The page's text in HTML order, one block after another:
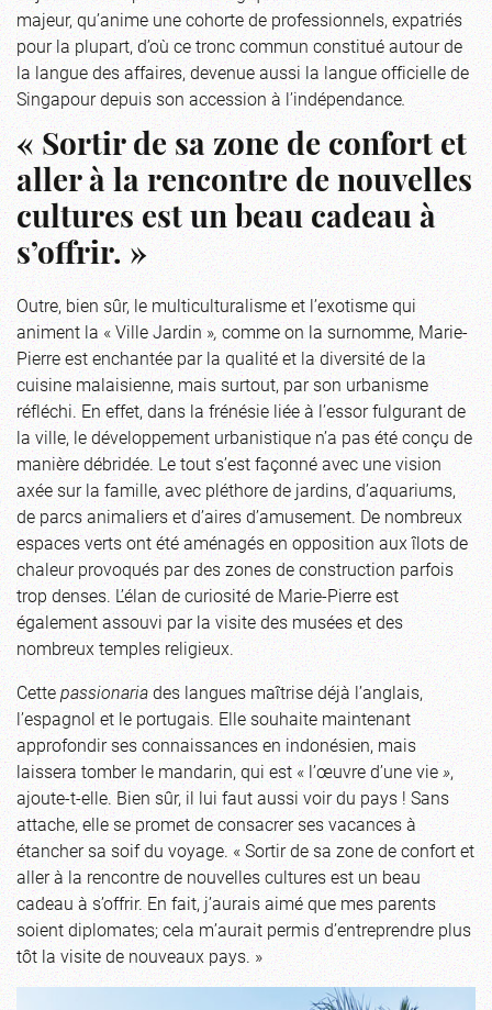
majeur, qu’anime une cohorte de professionnels, expatriés
pour la plupart, d’où ce tronc commun constitué autour de
la langue des affaires, devenue aussi la langue officielle de
Singapour depuis son accession à l’indépendance.
« Sortir de sa zone de confort et
aller à la rencontre de nouvelles
cultures est un beau cadeau à
s’offrir. »
Outre, bien sûr, le multiculturalisme et l’exotisme qui
animent la « Ville Jardin »,comme on la surnomme, Marie-
Pierre est enchantée par la qualité et la diversité de la
cuisine malaisienne, mais surtout, par son urbanisme
réfléchi. En effet, dans la frénésie liée à l’essor fulgurant de
la ville, le développement urbanistique n’a pas été conçu de
manière débridée. Le tout s’est façonné avec une vision
axée sur la famille, avec pléthore de jardins, d’aquariums,
de parcs animaliers et d’aires d’amusement. De nombreux
espaces verts ont été aménagés en opposition aux îlots de
chaleur provoqués par des zones de construction parfois
trop denses. L’élan de curiosité de Marie-Pierre est
également assouvi par la visite des musées et des
nombreux temples religieux.
Cettepassionariades langues maîtrise déjà l’anglais,
l’espagnol et le portugais. Elle souhaite maintenant
approfondir ses connaissances en indonésien, mais
laissera tomber le mandarin, qui est « l’œuvre d’une vie»,
ajoute-t-elle. Bien sûr, il lui faut aussi voir du pays ! Sans
attache, elle se promet de consacrer ses vacances à
étancher sa soif du voyage. « Sortir de sa zone de confort et
aller à la rencontre de nouvelles cultures est un beau
cadeau à s’offrir. En fait, j’aurais aimé que mes parents
soient diplomates; cela m’aurait permis d’entreprendre plus
tôt la visite de nouveaux pays. »